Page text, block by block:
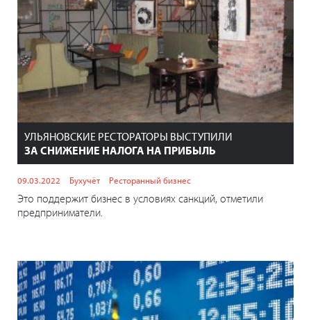
УЛЬЯНОВСКИЕ РЕСТОРАТОРЫ ВЫСТУПИЛИ
ЗА СНИЖЕНИЕ НАЛОГА НА ПРИБЫЛЬ
09.03.2022 Бухучёт Ресторанный бизнес
Это поддержит бизнес в условиях санкций, отметили
предприниматели.